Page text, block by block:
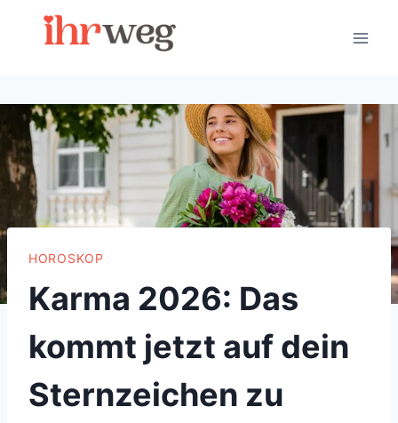
HOROSKOP
Karma 2026: Das
kommt jetzt auf dein
Sternzeichen zu